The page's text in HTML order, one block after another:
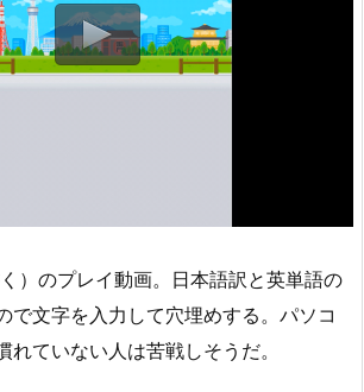
）のプレイ動画。日本語訳と英単語の
で文字を入力して穴埋めする。パソコ
れていない人は苦戦しそうだ。